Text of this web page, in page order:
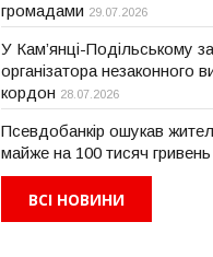
громадами 29.07.2026
У Кам’янці-Подільському
організатора незаконного
кордон 28.07.2026
Псевдобанкір ошукав
майже на 100 тисяч гривень
ВСІ НОВИНИ